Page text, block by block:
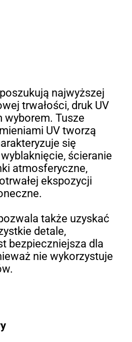
najwyższej
trwałości, druk UV
wyborem. Tusze
UV tworzą
się
ścieranie
atmosferyczne,
ekspozycji
także uzyskać
detale,
bezpieczniejsza dla
nie wykorzystuje